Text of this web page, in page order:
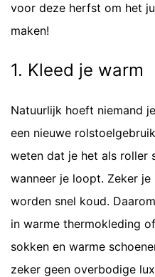
voor deze herfst om het
maken!
1. Kleed je warm
Natuurlijk hoeft niemand
een nieuwe
weten dat je het als roller
wanneer je loopt. Zeker je
worden snel koud.
in warme thermokleding
sokken en warme
zeker geen overbodige